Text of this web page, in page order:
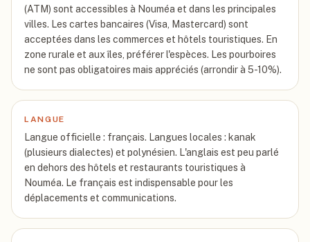
(ATM) sont accessibles à Nouméa et dans les principales
villes. Les cartes bancaires (Visa, Mastercard) sont
acceptées dans les commerces et hôtels touristiques. En
zone rurale et aux îles, préférer l'espèces. Les pourboires
ne sont pas obligatoires mais appréciés (arrondir à 5-10%).
LANGUE
Langue officielle : français. Langues locales : kanak
(plusieurs dialectes) et polynésien. L'anglais est peu parlé
en dehors des hôtels et restaurants touristiques à
Nouméa. Le français est indispensable pour les
déplacements et communications.